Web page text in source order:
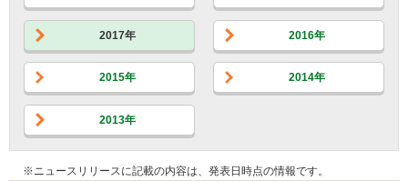
2017年 2016年
2015年 2014年
2013年
※ニュースリリースに記載の内容は、発表日時点の情報です。